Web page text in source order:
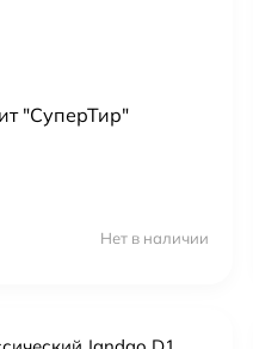
"СуперТир"
Нет в наличии